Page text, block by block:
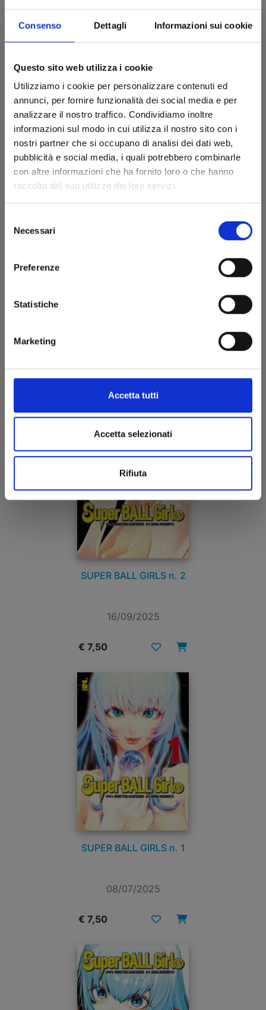
Consenso Dettagli Informazioni sui cookie
Questo sito web utilizza i cookie
Utilizziamo i cookie per personalizzare contenuti ed
annunci, per fornire funzionalità dei social media e per
analizzare il nostro traffico. Condividiamo inoltre
informazioni sul modo in cui utilizza il nostro sito con i
nostri partner che si occupano di analisi dei dati web,
pubblicità e social media, i quali potrebbero combinarle
con altre informazioni che ha fornito loro o che hanno
raccolto dal suo utilizzo dei loro servizi.
delNecessari
Preferenze
Statistiche
Marketing
Accetta tutti
Accetta selezionati
Rifiuta
SUPER BALL GIRLS n. 4
17/02/2026
€ 7,50
SUPER BALL GIRLS n. 2
16/09/2025
€ 7,50
SUPER BALL GIRLS n. 1
08/07/2025
€ 7,50